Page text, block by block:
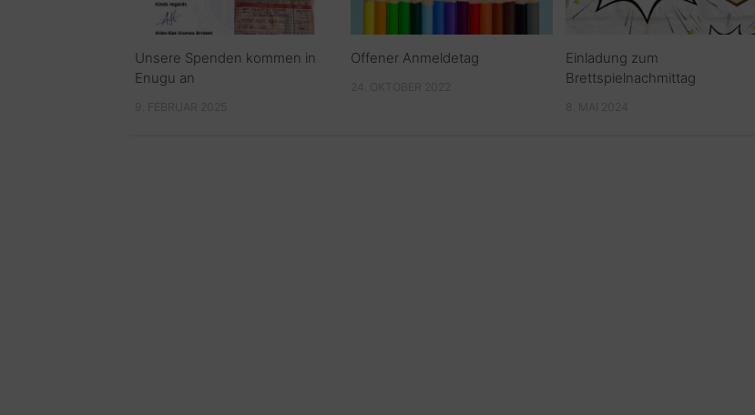
Unsere Spenden kommen in
Enugu an
Offener Anmeldetag
Einladung zum
Brettspielnachmittag